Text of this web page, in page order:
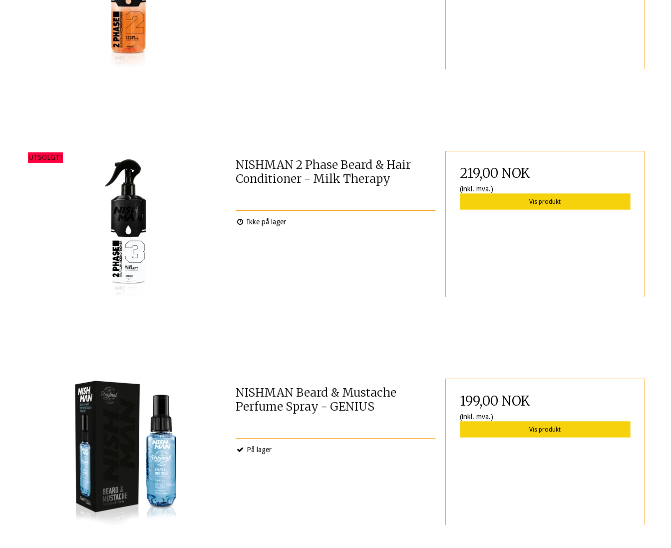
UTSOLGT!
NISHMAN 2 Phase Beard & Hair
Conditioner - Milk Therapy
Ikke på lager
219,00 NOK
(inkl. mva.)
Vis produkt
NISHMAN Beard & Mustache
Perfume Spray - GENIUS
På lager
199,00 NOK
(inkl. mva.)
Vis produkt